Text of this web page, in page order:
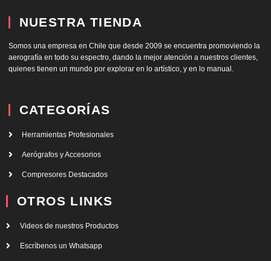
NUESTRA TIENDA
Somos una empresa en Chile que desde 2009 se encuentra promoviendo la
aerografía en todo su espectro, dando la mejor atención a nuestros clientes,
quienes tienen un mundo por explorar en lo artístico, y en lo manual.
CATEGORÍAS
Herramientas Profesionales
Aerógrafos y Accesorios
Compresores Destacados
OTROS LINKS
Videos de nuestros Productos
Escríbenos un Whatsapp